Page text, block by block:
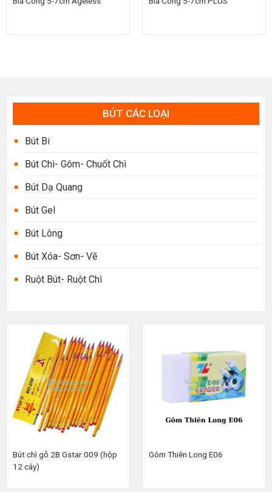
BÚT CÁC LOẠI
Bút Bi
Bút Chì- Gôm- Chuốt Chì
Bút Dạ Quang
Bút Gel
Bút Lông
Bút Xóa- Sơn- Vẽ
Ruột Bút- Ruột Chì
Bút chì gỗ 2B Gstar 009 (hộp
12 cây)
Gôm Thiên Long E06